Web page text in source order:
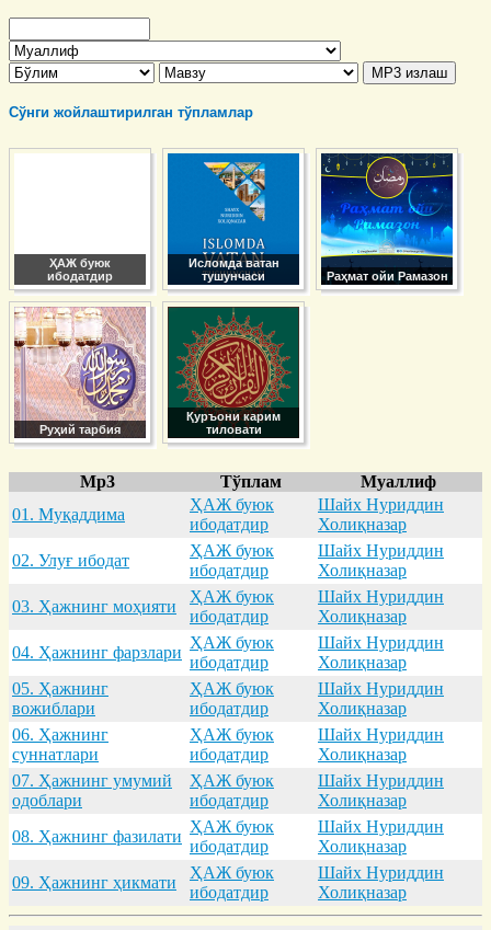
Сўнги жойлаштирилган тўпламлар
ҲАЖ буюк
ибодатдир
Исломда ватан
тушунчаси
Раҳмат ойи Рамазон
Руҳий тарбия
Қуръони карим
тиловати
Mp3 Тўплам
Муаллиф
01. Муқaддимa
ҲАЖ буюк
ибодатдир
Шайх Нуриддин
Холиқназар
02. Улуғ ибодaт
ҲАЖ буюк
ибодатдир
Шайх Нуриддин
Холиқназар
03. Ҳaжнинг моҳияти
ҲАЖ буюк
ибодатдир
Шайх Нуриддин
Холиқназар
04. Ҳaжнинг фaрзлaри
ҲАЖ буюк
ибодатдир
Шайх Нуриддин
Холиқназар
05. Ҳaжнинг
вожиблaри
ҲАЖ буюк
ибодатдир
Шайх Нуриддин
Холиқназар
06. Ҳaжнинг
суннaтлaри
ҲАЖ буюк
ибодатдир
Шайх Нуриддин
Холиқназар
07. Ҳaжнинг умумий
одоблaри
ҲАЖ буюк
ибодатдир
Шайх Нуриддин
Холиқназар
08. Ҳaжнинг фaзилaти
ҲАЖ буюк
ибодатдир
Шайх Нуриддин
Холиқназар
09. Ҳaжнинг ҳикмaти
ҲАЖ буюк
ибодатдир
Шайх Нуриддин
Холиқназар